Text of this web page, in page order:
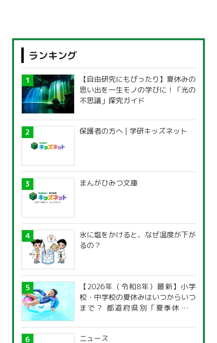
ランキング
【自由研究にもぴったり】夏休みの
思い出を一生モノの学びに！「光の
不思議」探究ガイド
保護者の方へ | 学研キッズネット
まんがひみつ文庫
氷に塩をかけると、なぜ温度が下が
るの？
【2026年（令和8年）最新】小学
校・中学校の夏休みはいつからいつ
まで？ 都道府県別「夏季休暇一
ニュース